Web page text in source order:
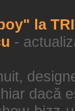
la
-
dacă